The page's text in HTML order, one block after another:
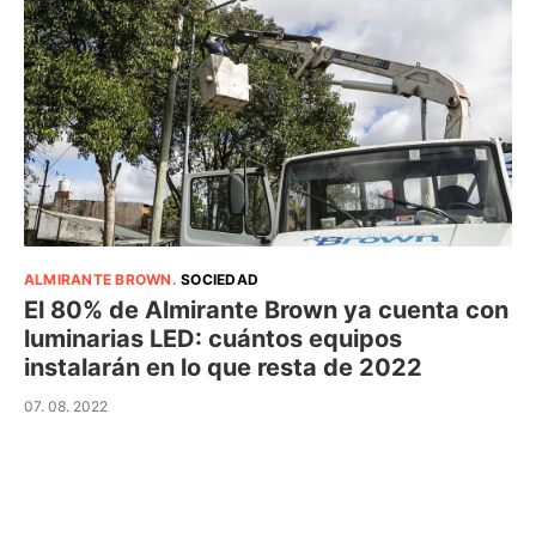
BUENOS AIRES
PROVINCIAS
ELECCIONES 2023
ALMIRANTE BROWN .SOCIEDAD
El 80% de Almirante Brown ya cuenta con
luminarias LED: cuántos equipos
instalarán en lo que resta de 2022
07. 08. 2022